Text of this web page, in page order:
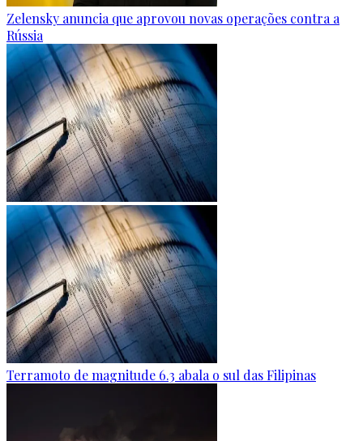
Zelensky anuncia que aprovou novas operações contra a
Rússia
Terramoto de magnitude 6.3 abala o sul das Filipinas